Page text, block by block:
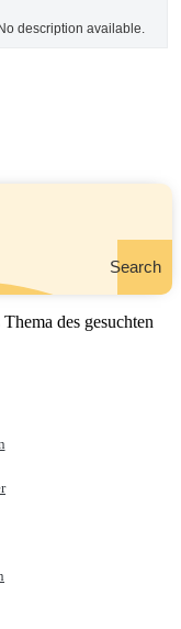
description available.
Search
des gesuchten